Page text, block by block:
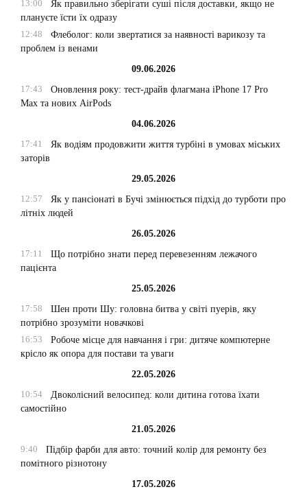
13:00
Як правильно зберігати суші після доставки, якщо не
плануєте їсти їх одразу
12:48
Флеболог: коли звертатися за наявності варикозу та
проблем із венами
09.06.2026
17:43
Оновлення року: тест-драйв флагмана iPhone 17 Pro
Max та нових AirPods
04.06.2026
17:41
Як водіям продовжити життя турбіні в умовах міських
заторів
29.05.2026
12:57
Як у пансіонаті в Бучі змінюється підхід до турботи про
літніх людей
26.05.2026
17:11
Що потрібно знати перед перевезенням лежачого
пацієнта
25.05.2026
17:58
Шен проти Шу: головна битва у світі пуерів, яку
потрібно зрозуміти новачкові
16:53
Робоче місце для навчання і гри: дитяче компютерне
крісло як опора для постави та уваги
22.05.2026
10:54
Двоколісний велосипед: коли дитина готова їхати
самостійно
21.05.2026
9:40
Підбір фарби для авто: точний колір для ремонту без
помітного різнотону
17.05.2026